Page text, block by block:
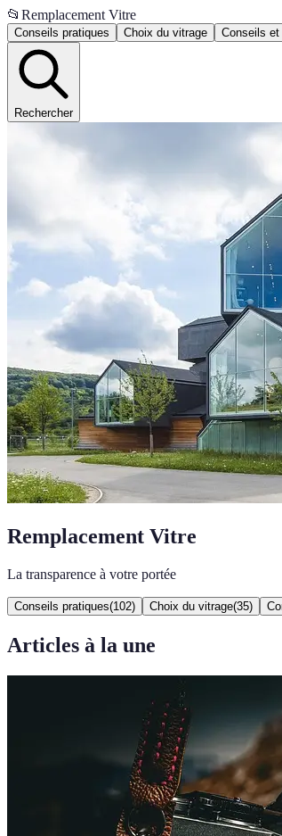
📂 Remplacement Vitre
Conseils pratiques Choix du vitrage Conseils
Rechercher
Remplacement Vitre
La transparence à votre portée
Conseils pratiques(102) Choix du vitrage(35)
Articles à la une